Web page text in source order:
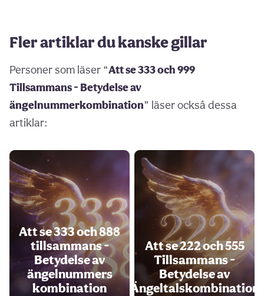
Fler artiklar du kanske gillar
Personer som läser “Att se 333 och 999
Tillsammans - Betydelse av
ängelnummerkombination” läser också dessa
artiklar:
Att se 333 och 888
tillsammans -
Betydelse av
ängelnummers
kombination
Att se 222 och 555
Tillsammans -
Betydelse av
Ängeltalskombination